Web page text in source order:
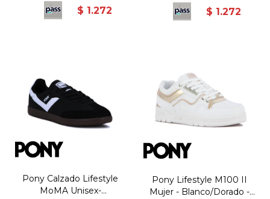
$ 1.272 $ 1.272
Pony Calzado Lifestyle
MoMA Unisex-
Pony Lifestyle M100 II
Mujer - Blanco/Dorado -